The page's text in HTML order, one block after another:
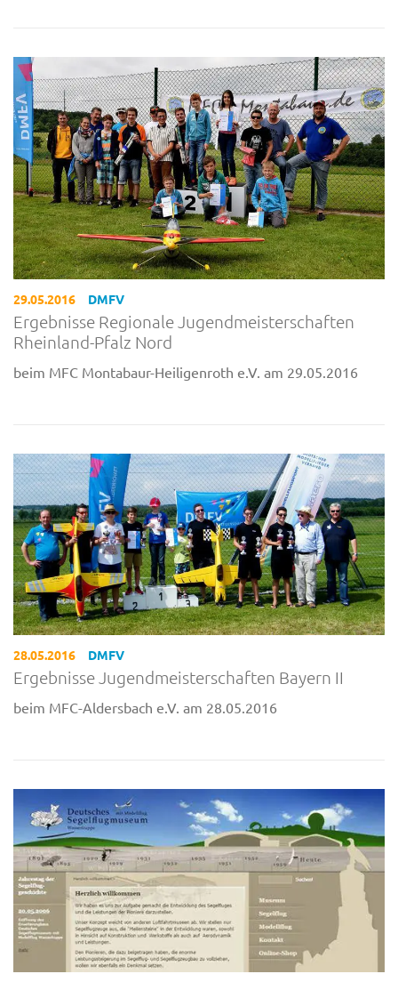
29.05.2016 DMFV
Ergebnisse Regionale Jugendmeisterschaften
Rheinland-Pfalz Nord
beim MFC Montabaur-Heiligenroth e.V. am 29.05.2016
28.05.2016 DMFV
Ergebnisse Jugendmeisterschaften Bayern II
beim MFC-Aldersbach e.V. am 28.05.2016